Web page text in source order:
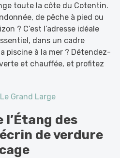
toute la côte du Cotentin.
de pêche à pied ou
? C’est l’adresse idéale
dans un cadre
piscine à la mer ? Détendez-
et chauffée, et profitez
Grand Large
l’Étang des
de verdure